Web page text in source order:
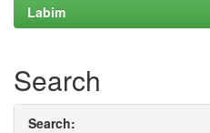
Labim
Search
Search: